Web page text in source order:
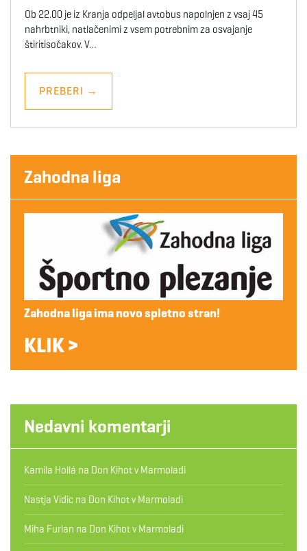
Ob 22.00 je iz Kranja odpeljal avtobus napolnjen z vsaj 45
nahrbtniki, natlačenimi z vsem potrebnim za osvajanje
štiritisočakov. V…
PREBERI →
Zahodna liga
Zahodna liga ima novo spletno stran!
KLIK >
Nedavni komentarji
Kamila Hollá na Don Kihot v Marmoladi
Nastja Vidic na Don Kihot v Marmoladi
Miha Furlan na Don Kihot v Marmoladi